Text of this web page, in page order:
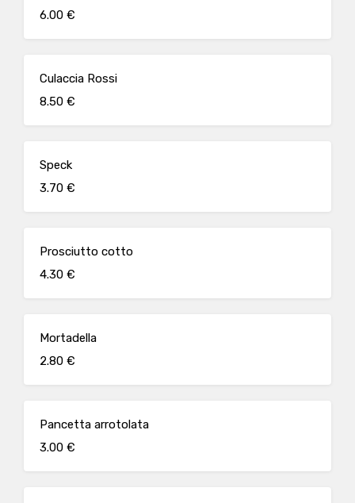
6.00 €
Culaccia Rossi
8.50 €
Speck
3.70 €
Prosciutto cotto
4.30 €
Mortadella
2.80 €
Pancetta arrotolata
3.00 €